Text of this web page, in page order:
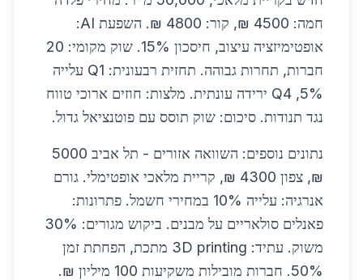
חמה: 4500 ₪, קור: 4800 ₪. השפעת AI:
אופטימיזציה עיצוב, חיסכון 15%. שוק מקומי: 20
חברות, תחרות גבוהה. תחזית רבעונית: Q1 עלייה
5%, Q4 ירידה עונתית. מלצות: חוזים ארוכי טווח
נגד תנודות. סיכום: שוק תוסס עם פוטנציאל גדול.
נתונים נוספים: השוואה אזורים - תל אביב 5000
₪, צפון 4300 ₪, קריית מלאכי אופטימלי. גורם
אנרגיה: עלייה 10% במחירי חשמל. פתרונות:
פאנלים סולאריים על מבנים. ביקוש מגורים: 30%
משוק. עתיד: 3D printing מתכת, הפחתת זמן
50%. חברות מובילות משקיעות 100 מיליון ₪.